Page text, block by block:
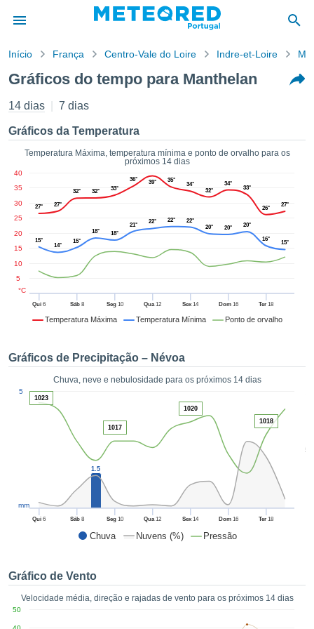
da
foi
por
para
que as
a este
das
e
forma
digital
a
o
no
como
ACEITAR
Início França Centro-Vale do Loire Indre-et-Loire
Gráficos do tempo para Manthelan
14 dias 7 dias
Gráficos da Temperatura
Temperatura Máxima, temperatura mínima e ponto de orvalho para os
próximos 14 dias
Temperatura Máxima Temperatura Mínima Ponto de orvalho
Qui 6 Sáb8 Seg10 Qua12 Sex 14 Dom16 Ter 18
5
10
15
20
25
30
35
40
°C
27° 27°
32° 32° 33°
36° 39° 35°
34°
32°
34°
33°
26°
27°
15°
14°
15°
18° 18°
21°
22° 22°
22°
20°
20° 20°
16°
15°
Gráficos de Precipitação – Névoa
Chuva, neve e nebulosidade para os próximos 14 dias
Chuva Nuvens (%) Pressão
50
Qui 6 Sáb8 Seg10 Qua12 Sex 14 Dom16 Ter 18
5
mm
1.5
1023
1017
1020
1018
Gráfico de Vento
Velocidade média, direção e rajadas de vento para os próximos 14 dias
50